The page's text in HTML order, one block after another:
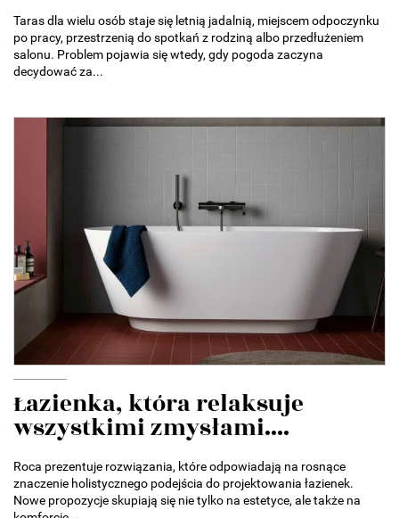
Taras dla wielu osób staje się letnią jadalnią, miejscem odpoczynku
po pracy, przestrzenią do spotkań z rodziną albo przedłużeniem
salonu. Problem pojawia się wtedy, gdy pogoda zaczyna
decydować za...
Łazienka, która relaksuje
wszystkimi zmysłami....
Roca prezentuje rozwiązania, które odpowiadają na rosnące
znaczenie holistycznego podejścia do projektowania łazienek.
Nowe propozycje skupiają się nie tylko na estetyce, ale także na